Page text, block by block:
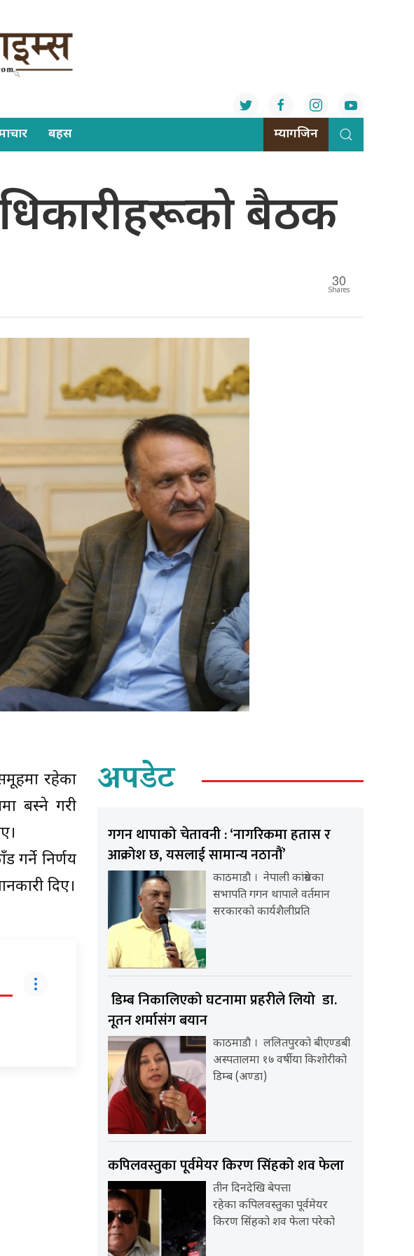
बहस म्यागजिन
बैठक
30
Shares
रहेका
बस्ने गरी
गर्ने निर्णय
दिए।
अपडेट
गगन थापाको चेतावनी : ‘नागरिकमा हतास र
आक्रोश छ, यसलाई सामान्य नठानौं’
काठमाडौ । नेपाली कांग्रेसका
सभापति गगन थापाले वर्तमान
सरकारको कार्यशैलीप्रति
डिम्ब निकालिएको घटनामा प्रहरीले लियो डा.
नूतन शर्मासंग बयान
काठमाडौ । ललितपुरको बीएण्डबी
अस्पतालमा १७ वर्षीया किशोरीको
डिम्ब (अण्डा)
कपिलवस्तुका पूर्वमेयर किरण सिंहको शव फेला
तीन दिनदेखि बेपत्ता
रहेका कपिलवस्तुका पूर्वमेयर
किरण सिंहको शव फेला परेको